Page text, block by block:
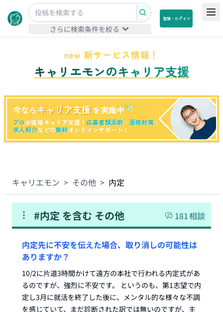
さらに検索条件を絞る
登録・ログイン
new 新サービス情報！
キャリエモンのキャリア支援
今なら キャリア支援 を実施中
プロが直接キャリア支援！応募書類添削 ・ 面接対策・
求人紹介などの無料オンラインサポート！
キャリエモン > その他 > 内定
#内定 を含む その他 181相談
内定先に不安を伝えた場合、取り消しの可能性は
ありますか？
10/2に片道3時間かけて遠方の本社で行われる内定式があ
るのですが、強烈に不安です。 というのも、第1志望で内
定し3月に就活を終了した後に、メンタル的な様々な不調
を感じていて、まだ診断された訳では無いのですが、主